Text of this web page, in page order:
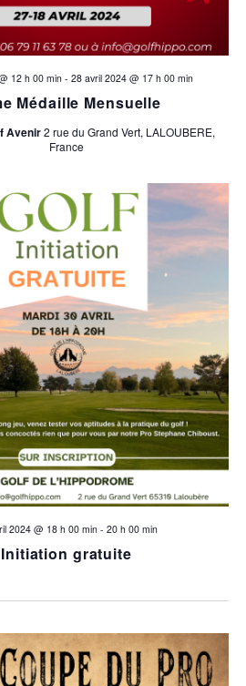
n
s
Médaille Mensuelle
12 h 00 min - 28 avril 2024 @ 17 h 00 min
Avenir2 rue du Grand Vert, LALOUBERE,
France
Initiation gratuite
2024 @ 18 h 00 min - 20 h 00 min